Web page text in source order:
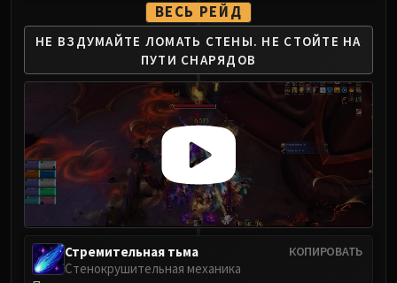
ВЕСЬ РЕЙД
НЕ ВЗДУМАЙТЕ ЛОМАТЬ СТЕНЫ. НЕ СТОЙТЕ НА
ПУТИ СНАРЯДОВ
КОПИРОВАТЬ
Стремительная тьма
Стенокрушительная механика